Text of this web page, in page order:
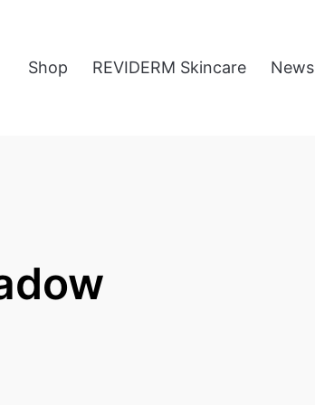
Shop REVIDERM Skincare News